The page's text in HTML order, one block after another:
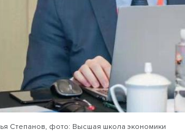
становится все более
политики стран и
мнению эксперта,
торговли
регионов.